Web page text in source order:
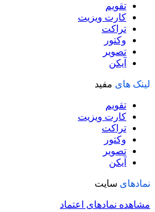
تقویم
کارت ویزیت
تراکت
وکتور
تصویر
آیکن
لینک های مفید
تقویم
کارت ویزیت
تراکت
وکتور
تصویر
آیکن
نمادهای سایت
مشاهده نمادهای اعتماد